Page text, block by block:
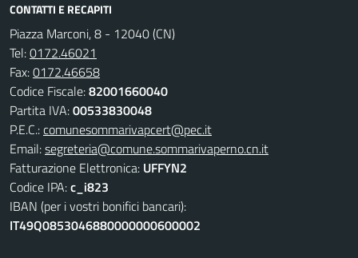
CONTATTI E RECAPITI
Piazza Marconi, 8 - 12040 (CN)
Tel:0172.46021
Fax:0172.46658
Codice Fiscale:82001660040
Partita IVA:00533830048
P.E.C.:comunesommarivapcert@pec.it
Email:segreteria@comune.sommarivaperno.cn.it
Fatturazione Elettronica: UFFYN2
Codice IPA:c_i823
IBAN (per i vostri bonifici bancari):
IT49Q0853046880000000600002